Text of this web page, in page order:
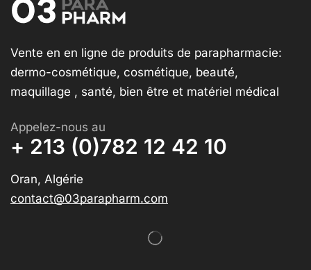
Vente en en ligne de produits de parapharmacie:
dermo-cosmétique, cosmétique, beauté,
maquillage , santé, bien être et matériel médical
Appelez-nous au
+ 213 (0)782 12 42 10
Oran, Algérie
contact@03parapharm.com